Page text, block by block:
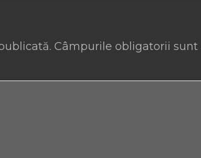
Câmpurile obligatorii